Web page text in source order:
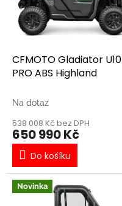
dCFMOTO Gladiator U10
PRO ABS Highland
Na dotaz
538 008 Kč bez DPH
650 990 Kč
Do košíku
Novinka